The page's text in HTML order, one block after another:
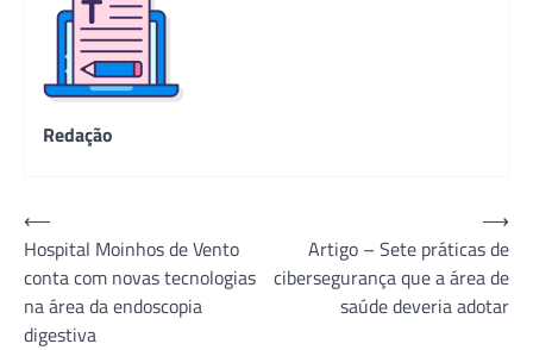
Redação
Navegação
de
Post
⟵
Hospital Moinhos de Vento
conta com novas tecnologias
na área da endoscopia
digestiva
Artigo – Sete práticas de
cibersegurança que a área de
saúde deveria adotar
⟶